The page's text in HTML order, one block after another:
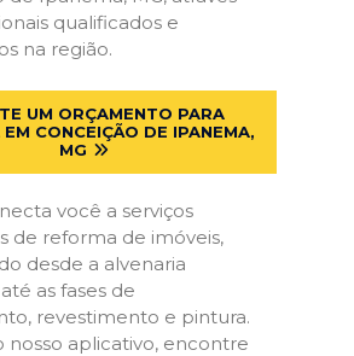
qualificados e
na região.
UM ORÇAMENTO PARA
CONCEIÇÃO DE IPANEMA,
MG
você a serviços
de reforma de imóveis,
desde a alvenaria
as fases de
revestimento e pintura.
nosso aplicativo, encontre